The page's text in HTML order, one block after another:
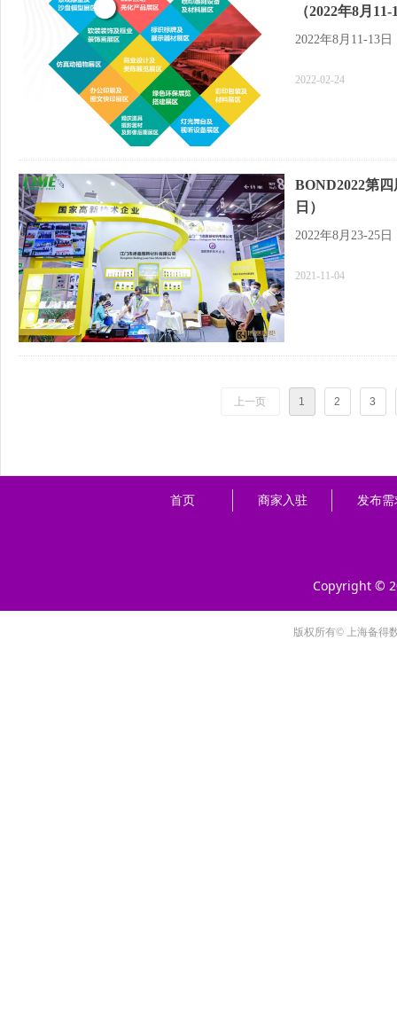
（2022年8月
2022年8月11-13
2022-02-24
BOND2022第
日）
2022年8月23-25
2021-11-04
上一页 1 2 3
Copyright ©
首页 商家入驻 发布需
版权所有© 上海备得